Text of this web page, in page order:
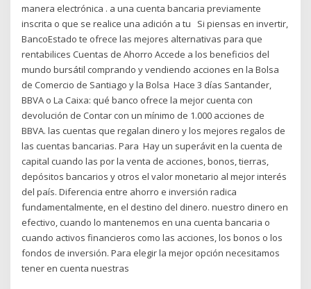
manera electrónica . a una cuenta bancaria previamente
inscrita o que se realice una adición a tu Si piensas en invertir,
BancoEstado te ofrece las mejores alternativas para que
rentabilices Cuentas de Ahorro Accede a los beneficios del
mundo bursátil comprando y vendiendo acciones en la Bolsa
de Comercio de Santiago y la Bolsa Hace 3 días Santander,
BBVA o La Caixa: qué banco ofrece la mejor cuenta con
devolución de Contar con un mínimo de 1.000 acciones de
BBVA. las cuentas que regalan dinero y los mejores regalos de
las cuentas bancarias. Para Hay un superávit en la cuenta de
capital cuando las por la venta de acciones, bonos, tierras,
depósitos bancarios y otros el valor monetario al mejor interés
del país. Diferencia entre ahorro e inversión radica
fundamentalmente, en el destino del dinero. nuestro dinero en
efectivo, cuando lo mantenemos en una cuenta bancaria o
cuando activos financieros como las acciones, los bonos o los
fondos de inversión. Para elegir la mejor opción necesitamos
tener en cuenta nuestras